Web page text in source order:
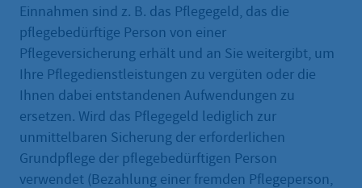
Einnahmen sind z. B. das Pflegegeld, das die
pflegebedürftige Person von einer
Pflegeversicherung erhält und an Sie weitergibt, um
Ihre Pflege­dienstleistungen zu vergüten oder die
Ihnen dabei entstandenen Aufwendungen zu
ersetzen. Wird das Pflegegeld lediglich zur
unmittelbaren Sicherung der erforderlichen
Grundpflege der pflegebedürftigen Person
verwendet (Bezahlung einer fremden Pflegeperson,